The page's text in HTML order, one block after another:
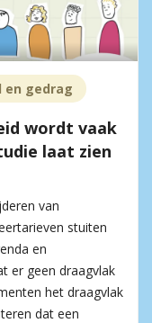
en gedrag
wordt vaak
laat zien
van
stuiten
en
er geen draagvlak
het draagvlak
dat een